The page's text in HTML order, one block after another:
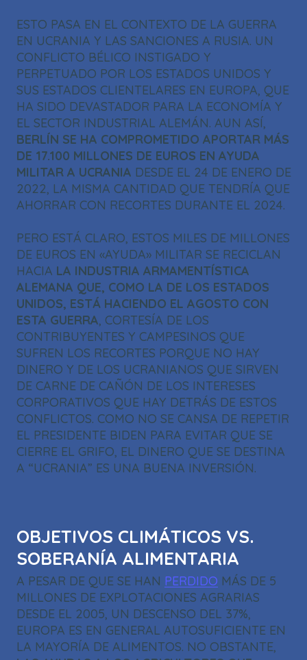
ESTO PASA EN EL CONTEXTO DE LA GUERRA
EN UCRANIA Y LAS SANCIONES A RUSIA. UN
CONFLICTO BÉLICO INSTIGADO Y
PERPETUADO POR LOS ESTADOS UNIDOS Y
SUS ESTADOS CLIENTELARES EN EUROPA, QUE
HA SIDO DEVASTADOR PARA LA ECONOMÍA Y
EL SECTOR INDUSTRIAL ALEMÁN. AUN ASÍ,
BERLÍN SE HA COMPROMETIDO APORTAR MÁS
DE 17.100 MILLONES DE EUROS EN AYUDA
MILITAR A UCRANIA DESDE EL 24 DE ENERO DE
2022, LA MISMA CANTIDAD QUE TENDRÍA QUE
AHORRAR CON RECORTES DURANTE EL 2024.
PERO ESTÁ CLARO, ESTOS MILES DE MILLONES
DE EUROS EN «AYUDA» MILITAR SE RECICLAN
HACIA LA INDUSTRIA ARMAMENTÍSTICA
ALEMANA QUE, COMO LA DE LOS ESTADOS
UNIDOS, ESTÁ HACIENDO EL AGOSTO CON
ESTA GUERRA, CORTESÍA DE LOS
CONTRIBUYENTES Y CAMPESINOS QUE
SUFREN LOS RECORTES PORQUE NO HAY
DINERO Y DE LOS UCRANIANOS QUE SIRVEN
DE CARNE DE CAÑÓN DE LOS INTERESES
CORPORATIVOS QUE HAY DETRÁS DE ESTOS
CONFLICTOS. COMO NO SE CANSA DE REPETIR
EL PRESIDENTE BIDEN PARA EVITAR QUE SE
CIERRE EL GRIFO, EL DINERO QUE SE DESTINA
A “UCRANIA” ES UNA BUENA INVERSIÓN.
OBJETIVOS CLIMÁTICOS VS.
SOBERANÍA ALIMENTARIA
A PESAR DE QUE SE HAN PERDIDO MÁS DE 5
MILLONES DE EXPLOTACIONES AGRARIAS
DESDE EL 2005, UN DESCENSO DEL 37%,
EUROPA ES EN GENERAL AUTOSUFICIENTE EN
LA MAYORÍA DE ALIMENTOS. NO OBSTANTE,